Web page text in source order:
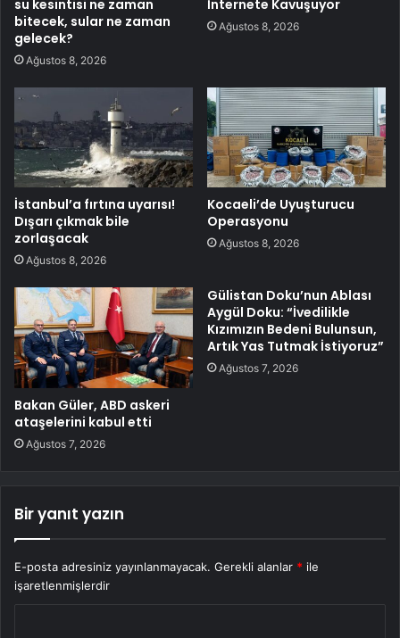
su kesintisi ne zaman
bitecek, sular ne zaman
gelecek?
Ağustos 8, 2026
İnternete Kavuşuyor
Ağustos 8, 2026
İstanbul’a fırtına uyarısı!
Dışarı çıkmak bile
zorlaşacak
Ağustos 8, 2026
Kocaeli’de Uyuşturucu
Operasyonu
Ağustos 8, 2026
Bakan Güler, ABD askeri
ataşelerini kabul etti
Ağustos 7, 2026
Gülistan Doku’nun Ablası
Aygül Doku: “İvedilikle
Kızımızın Bedeni Bulunsun,
Artık Yas Tutmak İstiyoruz”
Ağustos 7, 2026
Bir yanıt yazın
E-posta adresiniz yayınlanmayacak. Gerekli alanlar * ile
işaretlenmişlerdir